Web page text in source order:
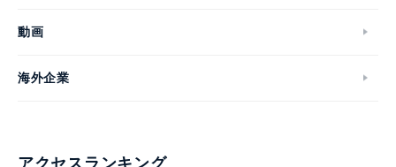
動画
海外企業
アクセスランキング